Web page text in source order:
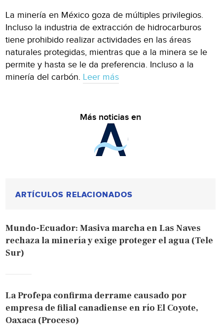
La minería en México goza de múltiples privilegios.
Incluso la industria de extracción de hidrocarburos
tiene prohibido realizar actividades en las áreas
naturales protegidas, mientras que a la minera se le
permite y hasta se le da preferencia. Incluso a la
minería del carbón. Leer más
Más noticias en
ARTÍCULOS RELACIONADOS
Mundo-Ecuador: Masiva marcha en Las Naves
rechaza la minería y exige proteger el agua (Tele
Sur)
La Profepa confirma derrame causado por
empresa de filial canadiense en río El Coyote,
Oaxaca (Proceso)